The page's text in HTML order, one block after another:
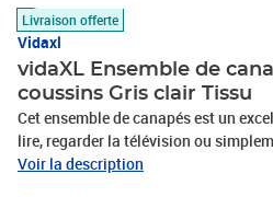
Livraison offerte
Vidaxl
vidaXL Ensemble de
coussins Gris clair Tissu
Cet ensemble de canapés est un
lire, regarder la télévision ou
destiné à être un point central de
Voir la description